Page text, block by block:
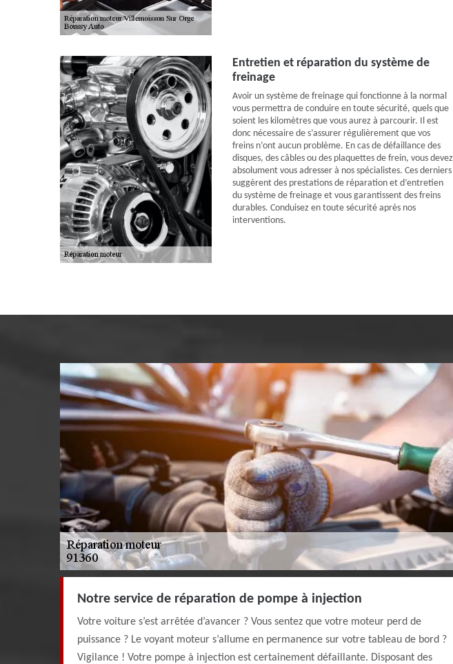
Entretien et réparation du système de
freinage
Avoir un système de freinage qui fonctionne à la normal
vous permettra de conduire en toute sécurité, quels que
soient les kilomètres que vous aurez à parcourir. Il est
donc nécessaire de s’assurer régulièrement que vos
freins n’ont aucun problème. En cas de défaillance des
disques, des câbles ou des plaquettes de frein, vous devez
absolument vous adresser à nos spécialistes. Ces derniers
suggèrent des prestations de réparation et d’entretien
du système de freinage et vous garantissent des freins
durables. Conduisez en toute sécurité après nos
interventions.
Notre service de réparation de pompe à injection
Votre voiture s’est arrêtée d’avancer ? Vous sentez que votre moteur perd de
puissance ? Le voyant moteur s’allume en permanence sur votre tableau de bord ?
Vigilance ! Votre pompe à injection est certainement défaillante. Disposant des